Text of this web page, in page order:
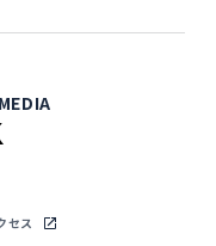
セス